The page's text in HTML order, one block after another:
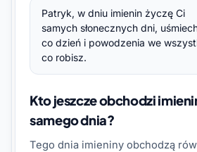
Patryk, w dniu imienin życzę Ci
samych słonecznych dni,
co dzień i powodzenia we
co robisz.
Kto jeszcze obchodzi
samego dnia?
Tego dnia imieniny obchodzą